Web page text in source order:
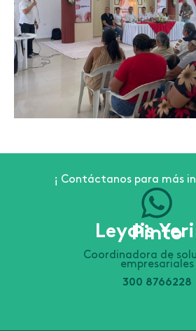
¡ Contáctanos para más
LeydisPinto
Coordinadora de
empresariales
300 8766228